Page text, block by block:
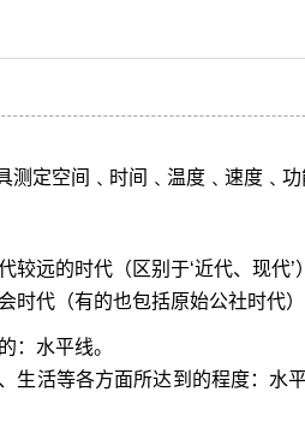
测定空间﹑时间﹑温度﹑速度﹑
较远的时代（区别于‘近代、现代’
时代（有的也包括原始公社时代）
：水平线。
生活等各方面所达到的程度：水